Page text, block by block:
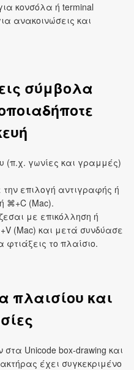
κονσόλα ή terminal
ανακοινώσεις και
σύμβολα
(π.χ. γωνίες και γραμμές)
επιλογή αντιγραφής ή
⌘+C (Mac).
με επικόλληση ή
(Mac) και μετά συνδύασε
το πλαίσιο.
πλαισίου και
Unicode box‑drawing και
έχει συγκεκριμένο